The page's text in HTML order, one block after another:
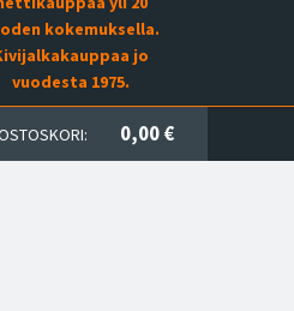
kokemuksella.
jo
vuodesta 1975.
0,00 €